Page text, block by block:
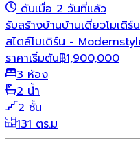
ดันเมื่อ 2 วันที่แล้ว
รับสร้างบ้านบ้านเดี่ยวโมเดิร์น
สไตล์โมเดิร์น -
ราคาเริ่มต้น฿1,900,000
3 ห้อง
2 น้ำ
2 ชั้น
131 ตร.ม